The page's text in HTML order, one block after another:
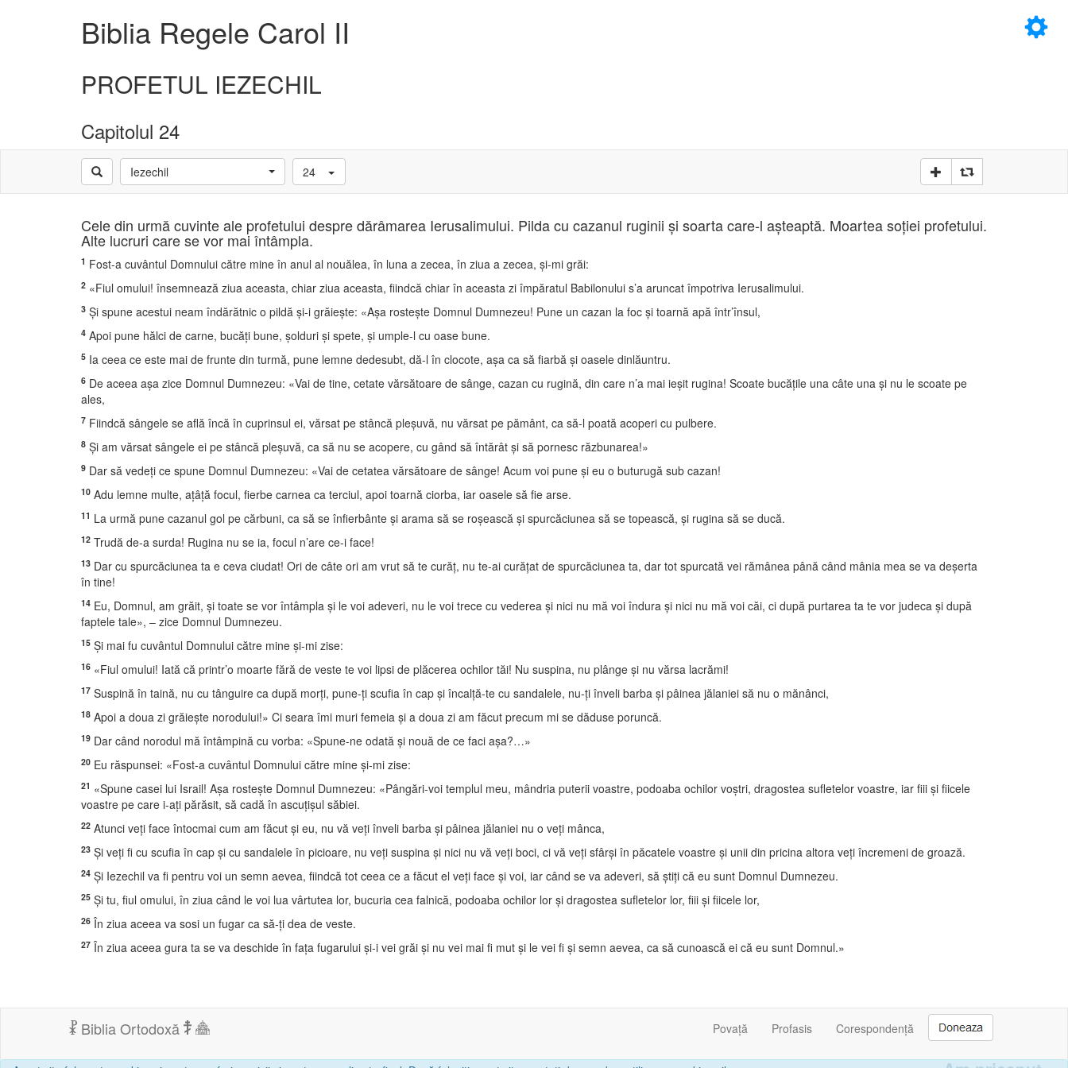
×
Biblia Regele Carol II
PROFETUL IEZECHIL
Capitolul 24
Iezechil 24
Cele din urmă cuvinte ale profetului despre dărâmarea Ierusalimului. Pilda cu cazanul ruginii şi soarta care-l aşteaptă. Moartea soţiei profetului.
Alte lucruri care se vor mai întâmpla.
1 Fost-a cuvântul Domnului către mine în anul al nouălea, în luna a zecea, în ziua a zecea, şi-mi grăi:
2 «Fiul omului! însemnează ziua aceasta, chiar ziua aceasta, fiindcă chiar în aceasta zi împăratul Babilonului s’a aruncat împotriva Ierusalimului.
3 Şi spune acestui neam îndărătnic o pildă şi-i grăieşte: «Aşa rosteşte Domnul Dumnezeu! Pune un cazan la foc şi toarnă apă într’însul,
4 Apoi pune hălci de carne, bucăţi bune, şolduri şi spete, şi umple-l cu oase bune.
5 Ia ceea ce este mai de frunte din turmă, pune lemne dedesubt, dă-l în clocote, aşa ca să fiarbă şi oasele dinlăuntru.
6 De aceea aşa zice Domnul Dumnezeu: «Vai de tine, cetate vărsătoare de sânge, cazan cu rugină, din care n’a mai ieşit rugina! Scoate bucăţile una câte una şi nu le scoate pe
ales,
7 Fiindcă sângele se află încă în cuprinsul ei, vărsat pe stâncă pleşuvă, nu vărsat pe pământ, ca să-l poată acoperi cu pulbere.
8 Şi am vărsat sângele ei pe stâncă pleşuvă, ca să nu se acopere, cu gând să întărât şi să pornesc răzbunarea!»
9 Dar să vedeţi ce spune Domnul Dumnezeu: «Vai de cetatea vărsătoare de sânge! Acum voi pune şi eu o buturugă sub cazan!
10 Adu lemne multe, aţâţă focul, fierbe carnea ca terciul, apoi toarnă ciorba, iar oasele să fie arse.
11 La urmă pune cazanul gol pe cărbuni, ca să se înfierbânte şi arama să se roşească şi spurcăciunea să se topească, şi rugina să se ducă.
12 Trudă de-a surda! Rugina nu se ia, focul n’are ce-i face!
13 Dar cu spurcăciunea ta e ceva ciudat! Ori de câte ori am vrut să te curăţ, nu te-ai curăţat de spurcăciunea ta, dar tot spurcată vei rămânea până când mânia mea se va deşerta
în tine!
14 Eu, Domnul, am grăit, şi toate se vor întâmpla şi le voi adeveri, nu le voi trece cu vederea şi nici nu mă voi îndura şi nici nu mă voi căi, ci după purtarea ta te vor judeca şi după
faptele tale», – zice Domnul Dumnezeu.
15 Şi mai fu cuvântul Domnului către mine şi-mi zise:
16 «Fiul omului! Iată că printr’o moarte fără de veste te voi lipsi de plăcerea ochilor tăi! Nu suspina, nu plânge şi nu vărsa lacrămi!
17 Suspină în taină, nu cu tânguire ca după morţi, pune-ţi scufia în cap şi încalţă-te cu sandalele, nu-ţi înveli barba şi pâinea jălaniei să nu o mănânci,
18 Apoi a doua zi grăieşte norodului!» Ci seara îmi muri femeia şi a doua zi am făcut precum mi se dăduse poruncă.
19 Dar când norodul mă întâmpină cu vorba: «Spune-ne odată şi nouă de ce faci aşa?…»
20 Eu răspunsei: «Fost-a cuvântul Domnului către mine şi-mi zise:
21 «Spune casei lui Israil! Aşa rosteşte Domnul Dumnezeu: «Pângări-voi templul meu, mândria puterii voastre, podoaba ochilor voştri, dragostea sufletelor voastre, iar fiii şi fiicele
voastre pe care i-aţi părăsit, să cadă în ascuţişul săbiei.
22 Atunci veţi face întocmai cum am făcut şi eu, nu vă veţi înveli barba şi pâinea jălaniei nu o veţi mânca,
23 Şi veţi fi cu scufia în cap şi cu sandalele în picioare, nu veţi suspina şi nici nu vă veţi boci, ci vă veţi sfârşi în păcatele voastre şi unii din pricina altora veţi încremeni de groază.
24 Şi Iezechil va fi pentru voi un semn aevea, fiindcă tot ceea ce a făcut el veţi face şi voi, iar când se va adeveri, să ştiţi că eu sunt Domnul Dumnezeu.
25 Şi tu, fiul omului, în ziua când le voi lua vârtutea lor, bucuria cea falnică, podoaba ochilor lor şi dragostea sufletelor lor, fiii şi fiicele lor,
26 În ziua aceea va sosi un fugar ca să-ţi dea de veste.
27 În ziua aceea gura ta se va deschide în faţa fugarului şi-i vei grăi şi nu vei mai fi mut şi le vei fi şi semn aevea, ca să cunoască ei că eu sunt Domnul.»
Biblia Ortodoxă Povață Profasis Corespondență